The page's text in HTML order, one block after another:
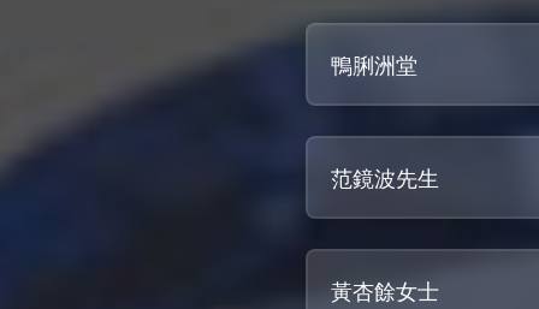
鴨脷洲堂
范鏡波先生
黃杏餘女士